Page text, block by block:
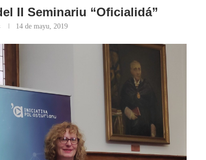
II Seminariu “Oficialidá”
14 de mayu, 2019